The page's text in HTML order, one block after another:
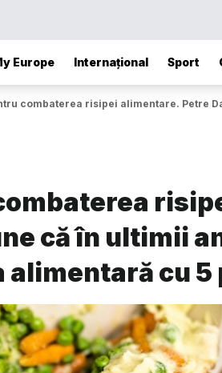
Europe Internațional Sport
combaterea risipei alimentare. Petre
că în ultimii
alimentară cu 5